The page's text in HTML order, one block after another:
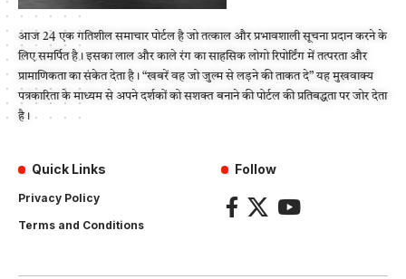
आज 24 एक गतिशील समाचार पोर्टल है जो तत्काल और प्रभावशाली सूचना प्रदान करने के
लिए समर्पित है। इसका लाल और काले रंग का साहसिक लोगो रिपोर्टिंग में तत्परता और
प्रामाणिकता का संकेत देता है। “खबरें वह जो जुल्म से लड़ने की ताकत दे” यह मुखवाक्य
पत्रकारिता के माध्यम से अपने दर्शकों को सशक्त बनाने की पोर्टल की प्रतिबद्धता पर जोर देता
है।
Quick Links
Privacy Policy
Terms and Conditions
Follow